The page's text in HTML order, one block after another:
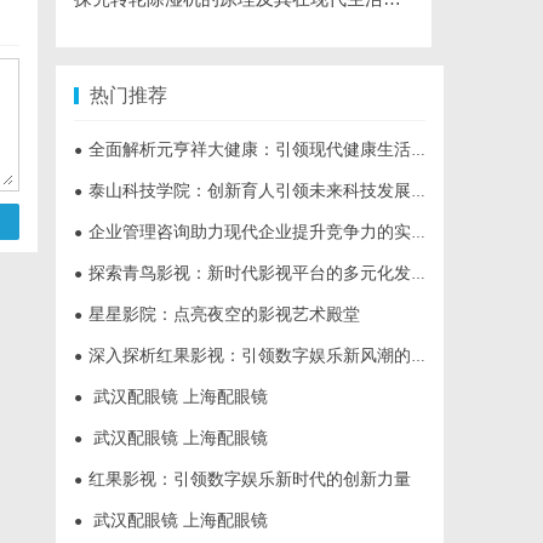
热门推荐
● 全面解析元亨祥大健康：引领现代健康生活新趋势
● 泰山科技学院：创新育人引领未来科技发展新高地
● 企业管理咨询助力现代企业提升竞争力的实践与策略
● 探索青鸟影视：新时代影视平台的多元化发展与未来趋势
● 星星影院：点亮夜空的影视艺术殿堂
● 深入探析红果影视：引领数字娱乐新风潮的影视平台
● 武汉配眼镜 上海配眼镜
● 武汉配眼镜 上海配眼镜
● 红果影视：引领数字娱乐新时代的创新力量
● 武汉配眼镜 上海配眼镜